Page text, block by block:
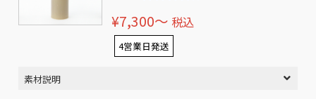
¥7,300〜 税込
4営業日発送
素材説明